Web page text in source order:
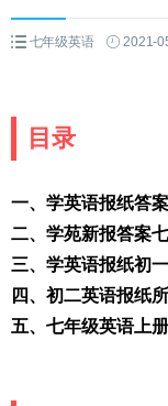
七年级英语 2021-
目录
一、学英语报纸答
二、学苑新报答案
三、学英语报纸初
四、初二英语报纸
五、七年级英语上